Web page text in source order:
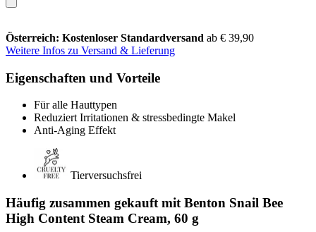
Österreich: Kostenloser Standardversand ab € 39,90
Weitere Infos zu Versand & Lieferung
Eigenschaften und Vorteile
Für alle Hauttypen
Reduziert Irritationen & stressbedingte Makel
Anti-Aging Effekt
Tierversuchsfrei
Häufig zusammen gekauft mit Benton Snail Bee
High Content Steam Cream, 60 g